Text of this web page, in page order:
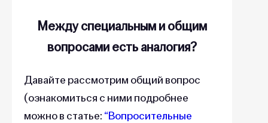
Между специальным и общим
вопросами есть аналогия?
Давайте рассмотрим общий вопрос
(ознакомиться с ними подробнее
можно в статье: “Вопросительные